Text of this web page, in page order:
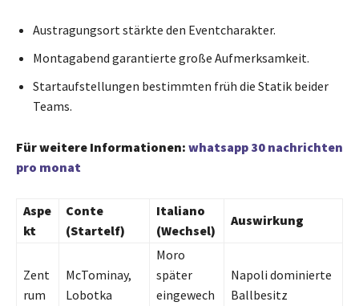
Austragungsort stärkte den Eventcharakter.
Montagabend garantierte große Aufmerksamkeit.
Startaufstellungen bestimmten früh die Statik beider
Teams.
Für weitere Informationen: whatsapp 30 nachrichten
pro monat
Aspe
kt
Conte
(Startelf)
Italiano
(Wechsel)
Auswirkung
Zent
rum
McTominay,
Lobotka
Moro
später
eingewech
Napoli dominierte
Ballbesitz